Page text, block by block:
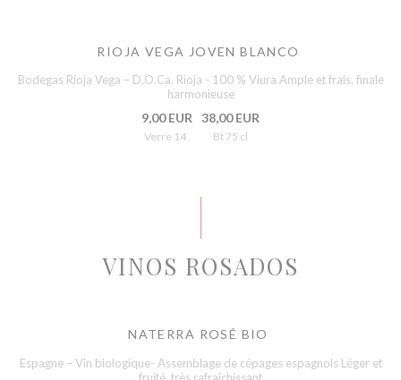
RIOJA VEGA JOVEN BLANCO
Bodegas Rioja Vega – D.O.Ca. Rioja - 100 % Viura Ample et frais, finale
harmonieuse
9,00 EUR
Verre 14 .
38,00 EUR
Bt 75 cl
VINOS ROSADOS
NATERRA ROSÉ BIO
Espagne – Vin biologique- Assemblage de cépages espagnols Léger et
fruité, très rafraîchissant